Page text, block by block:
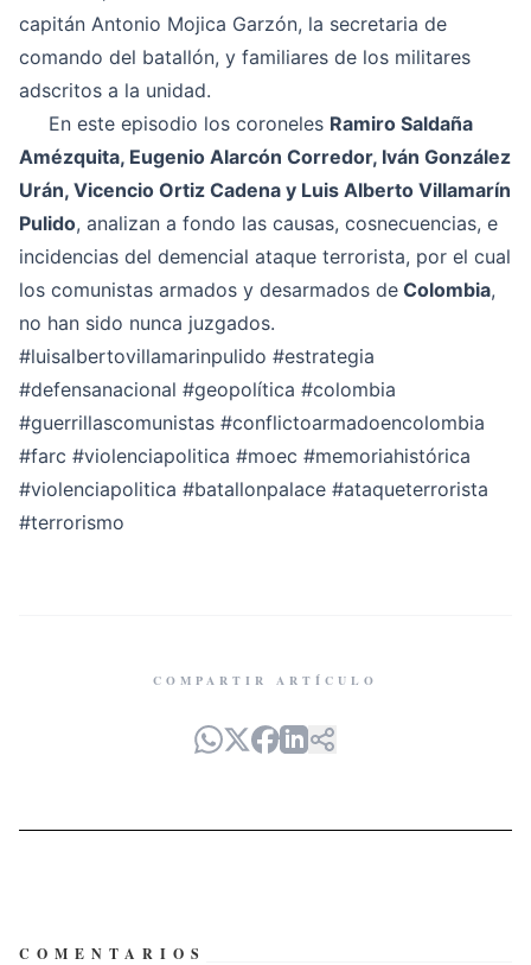
capitán Antonio Mojica Garzón, la secretaria de
comando del batallón, y familiares de los militares
adscritos a la unidad.
En este episodio los coroneles Ramiro Saldaña
Amézquita, Eugenio Alarcón Corredor, Iván González
Urán, Vicencio Ortiz Cadena y Luis Alberto Villamarín
Pulido, analizan a fondo las causas, cosnecuencias, e
incidencias del demencial ataque terrorista, por el cual
los comunistas armados y desarmados de Colombia,
no han sido nunca juzgados.
#luisalbertovillamarinpulido #estrategia
#defensanacional #geopolítica #colombia
#guerrillascomunistas #conflictoarmadoencolombia
#farc #violenciapolitica #moec #memoriahistórica
#violenciapolitica #batallonpalace #ataqueterrorista
#terrorismo
COMPARTIR ARTÍCULO
COMENTARIOS